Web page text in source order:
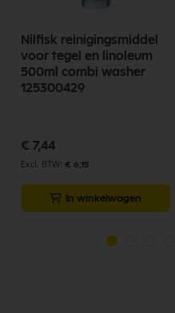
Nilfisk reinigingsmiddel
voor tegel en linoleum
500ml combi washer
125300429
€ 7,44
€ 6,15
In winkelwagen